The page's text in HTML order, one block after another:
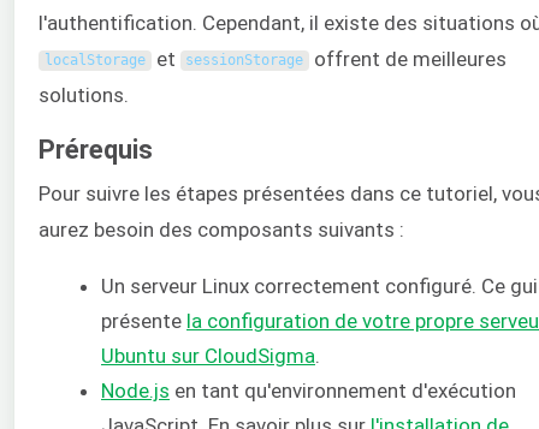
l'authentification. Cependant, il existe des situations
localStorage et sessionStorage
offrent de meilleures
solutions.
Prérequis
Pour suivre les étapes présentées dans ce tutoriel,
aurez besoin des composants suivants :
Un serveur Linux correctement configuré. Ce
présente la configuration de votre propre
Ubuntu sur CloudSigma.
Node.js en tant qu'environnement d'exécution